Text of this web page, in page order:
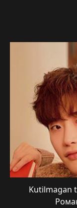
Kutilmagan